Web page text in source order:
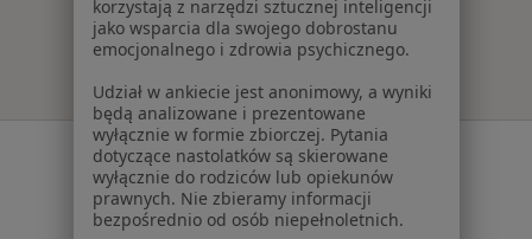
Serwis
Regulamin
Polityka prywatności pacjentów
korzystają z narzędzi sztucznej inteligencji
jako wsparcia dla swojego dobrostanu
emocjonalnego i zdrowia psychicznego.
Udział w ankiecie jest anonimowy, a wyniki
będą analizowane i prezentowane
wyłącznie w formie zbiorczej. Pytania
dotyczące nastolatków są skierowane
wyłącznie do rodziców lub opiekunów
prawnych. Nie zbieramy informacji
bezpośrednio od osób niepełnoletnich.